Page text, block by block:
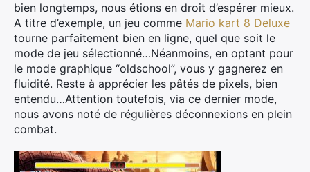
bien longtemps, nous étions en droit d’espérer mieux.
A titre d’exemple, un jeu comme Mario kart 8 Deluxe
tourne parfaitement bien en ligne, quel que soit le
mode de jeu sélectionné…Néanmoins, en optant pour
le mode graphique “oldschool”, vous y gagnerez en
fluidité. Reste à apprécier les pâtés de pixels, bien
entendu…Attention toutefois, via ce dernier mode,
nous avons noté de régulières déconnexions en plein
combat.